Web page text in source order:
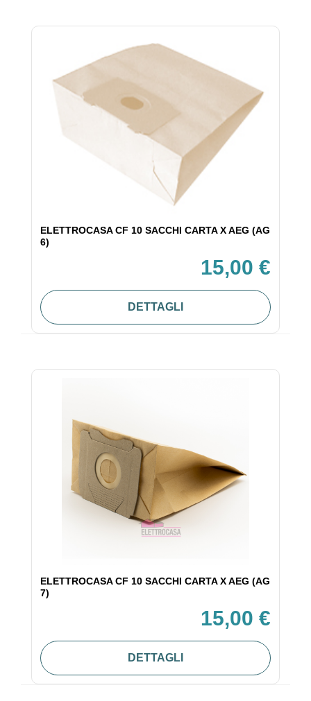
ELETTROCASA CF 10 SACCHI CARTA X AEG (AG
6)
15,00 €
DETTAGLI
ELETTROCASA CF 10 SACCHI CARTA X AEG (AG
7)
15,00 €
DETTAGLI